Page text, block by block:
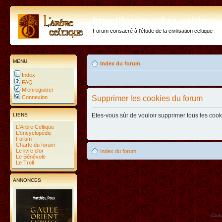
http://forum.arbre-
Forum consacré à l'étude de la civilisation celtique
MENU
Index
FAQ
M’enregistrer
Connexion
LIENS
L'Arbre Celtique
L'encyclopédie
Forum
Charte du forum
Le livre d'or
Le Bénévole
Le Troll
ANNONCES
Index du forum
Supprimer les cookies du forum
Etes-vous sûr de vouloir supprimer tous les
Index du forum